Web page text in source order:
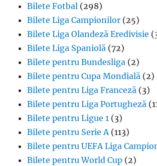
Bilete Fotbal (298)
Bilete Liga Campionilor (25)
Bilete Liga Olandeză Eredivisie
Bilete Liga Spaniolă (72)
Bilete pentru Bundesliga (2)
Bilete pentru Cupa Mondială (2)
Bilete pentru Liga Franceză (3)
Bilete pentru Liga Portugheză
Bilete pentru Ligue 1 (3)
Bilete pentru Serie A(113)
Bilete pentru UEFA Liga
Bilete pentru World Cup (2)